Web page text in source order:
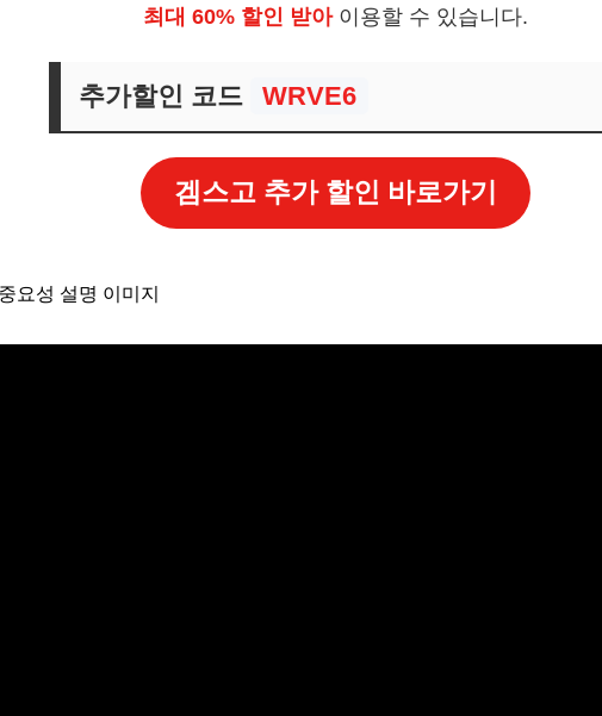
최대 60% 할인 받아이용할 수 있습니다.
추가할인 코드 WRVE6
겜스고 추가 할인 바로가기